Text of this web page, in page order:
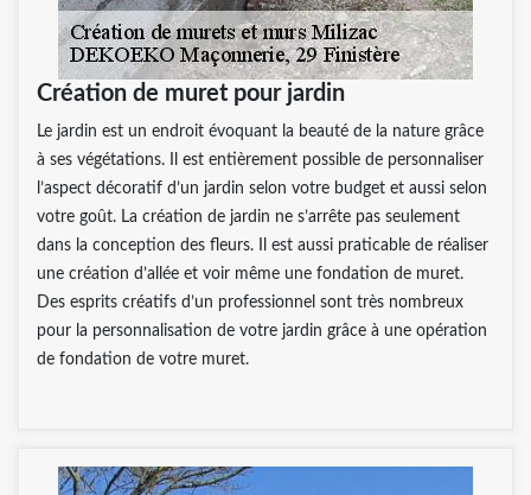
Création de muret pour jardin
Le jardin est un endroit évoquant la beauté de la nature grâce
à ses végétations. Il est entièrement possible de personnaliser
l’aspect décoratif d’un jardin selon votre budget et aussi selon
votre goût. La création de jardin ne s’arrête pas seulement
dans la conception des fleurs. Il est aussi praticable de réaliser
une création d’allée et voir même une fondation de muret.
Des esprits créatifs d’un professionnel sont très nombreux
pour la personnalisation de votre jardin grâce à une opération
de fondation de votre muret.